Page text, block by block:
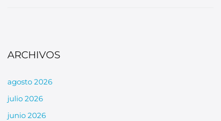
ARCHIVOS
agosto 2026
julio 2026
junio 2026